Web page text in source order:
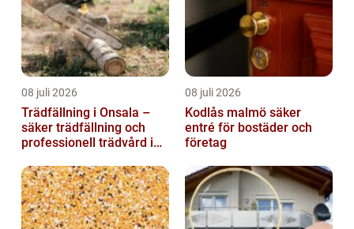
08 juli 2026
Trädfällning i Onsala –
säker trädfällning och
professionell trädvård i
08 juli 2026
Kodlås malmö säker
entré för bostäder och
företag